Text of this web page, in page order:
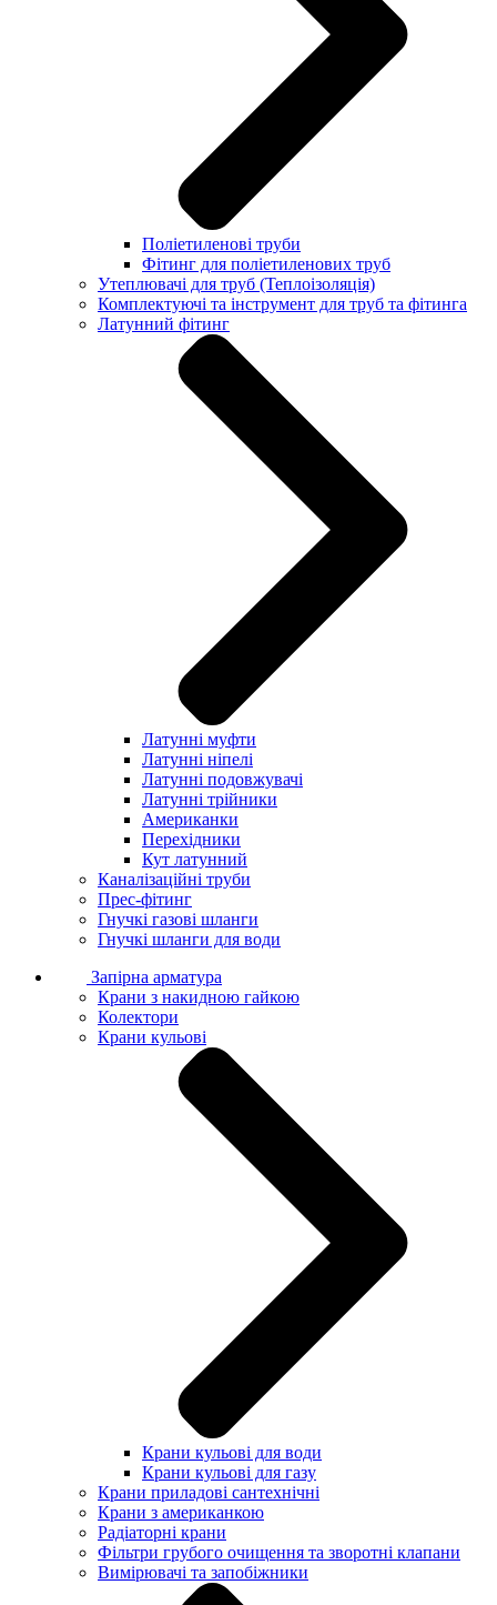
Поліетиленові труби
Фітинг для поліетиленових труб
Утеплювачі для труб (Теплоізоляція)
Комплектуючі та інструмент для труб та фітинга
Латунний фітинг
Латунні муфти
Латунні ніпелі
Латунні подовжувачі
Латунні трійники
Американки
Перехідники
Кут латунний
Каналізаційні труби
Прес-фітинг
Гнучкі газові шланги
Гнучкі шланги для води
Запірна арматура
Крани з накидною гайкою
Колектори
Крани кульові
Крани кульові для води
Крани кульові для газу
Крани приладові сантехнічні
Крани з американкою
Радіаторні крани
Фільтри грубого очищення та зворотні клапани
Вимірювачі та запобіжники